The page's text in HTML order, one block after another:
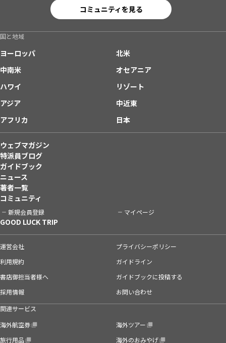
コミュニティを見る
国と地域
ヨーロッパ
北米
中南米
オセアニア
ハワイ
リゾート
アジア
中近東
アフリカ
日本
ウェブマガジン
特派員ブログ
ガイドブック
ニュース
著者一覧
コミュニティ
新規会員登録 マイページ
GOOD LUCK TRIP
運営会社
プライバシーポリシー
利用規約
ガイドライン
書店御担当者様へ
ガイドブックに投稿する
採用情報
お問い合わせ
関連サービス
海外航空券
海外ツアー
旅行用品
海外のおみやげ